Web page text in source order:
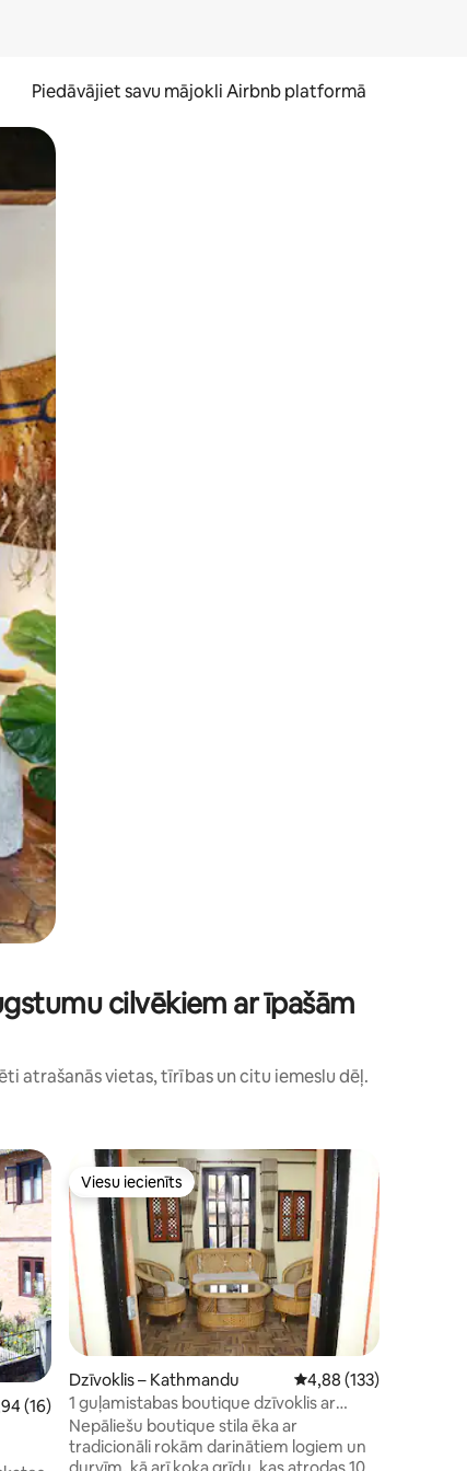
Piedāvājiet savu mājokli Airbnb platformā
pirkstu.
cilvēkiem ar īpašām
atrašanās vietas, tīrības un citu iemeslu dēļ.
7
vērtējums: 4,94 no 5, atsauksmju skaits: 16
(16)
Viesu iecienīts
Viesu iecienīts
Dzīvoklis – Kathmandu Vidējais vērtējums:
4,88 (133)
1 guļamistabas boutique dzīvoklis ar
lieliskiem skatiem
Nepāliešu boutique stila ēka ar
tradicionāli rokām darinātiem logiem un